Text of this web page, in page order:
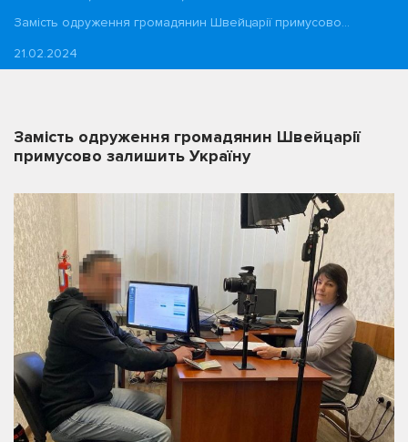
Замість одруження громадянин Швейцарії примусово…
21.02.2024
Замість одруження громадянин Швейцарії
примусово залишить Україну